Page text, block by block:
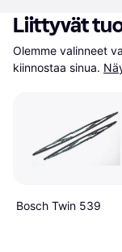
Liittyvät
Olemme valinneet
kiinnostaa sinua.
Bosch Twin 539